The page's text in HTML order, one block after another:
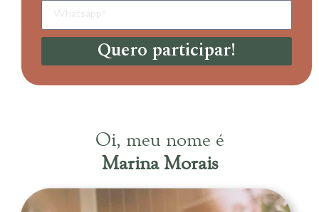
Quero participar!
Oi, meu nome é
Marina Morais